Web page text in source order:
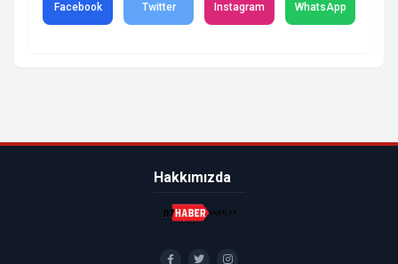
Facebook Twitter Instagram WhatsApp
Hakkımızda